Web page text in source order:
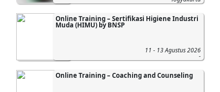
Online Training – Sertifikasi Higiene Industri
Muda (HIMU) by BNSP
11 - 13 Agustus 2026
-
Online Training – Coaching and Counseling